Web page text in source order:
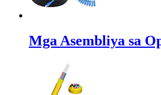
Mga Asembliya sa